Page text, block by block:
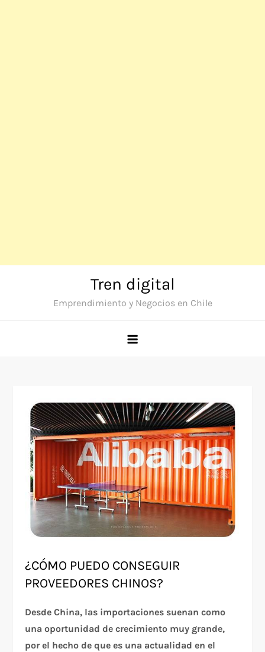
Tren digital
Emprendimiento y Negocios en Chile
¿CÓMO PUEDO CONSEGUIR
PROVEEDORES CHINOS?
Desde China, las importaciones suenan como
una oportunidad de crecimiento muy grande,
por el hecho de que es una actualidad en el